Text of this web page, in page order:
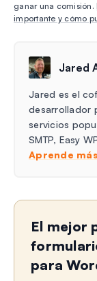
ganar una comisión.
importante y cómo
Jared
Jared es el
desarrollador
servicios
SMTP, Easy
Aprende más
El mejor
para